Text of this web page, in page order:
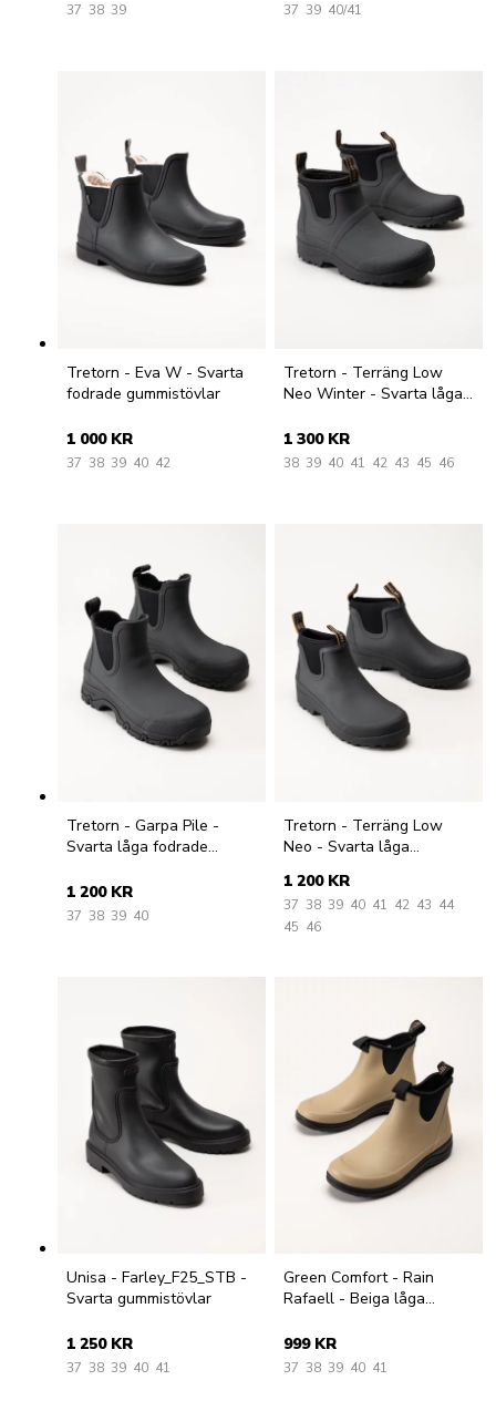
37 38 39 37 39 40/41
Tretorn - Eva W - Svarta
fodrade gummistövlar
1 000 KR
37 38 39 40 42
Tretorn - Terräng Low
Neo Winter - Svarta låga
1 300 KR
38 39 40 41 42 43 45 46
Tretorn - Garpa Pile -
Svarta låga fodrade
1 200 KR
37 38 39 40
Tretorn - Terräng Low
Neo - Svarta låga
1 200 KR
37 38 39 40 41 42 43 44
45 46
Unisa - Farley_F25_STB -
Svarta gummistövlar
1 250 KR
37 38 39 40 41
Green Comfort - Rain
Rafaell - Beiga låga
999 KR
37 38 39 40 41